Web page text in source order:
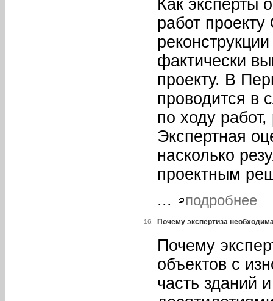
Как эксперты
работ
фактически
проекту. В
проводится в
по ходу
Экспертная
насколько
проектным
...
подробнее
16. Почему экспертиза
Почему
объектов с
часть зданий